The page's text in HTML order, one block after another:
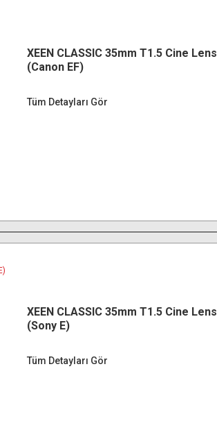
XEEN CLASSIC 35mm T1.5 Cine Lens
(Canon EF)
Tüm Detayları Gör
XEEN CLASSIC 35mm T1.5 Cine Lens
(Sony E)
Tüm Detayları Gör